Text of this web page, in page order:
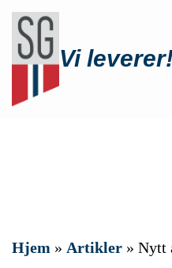
Vi
Hjem » Artikler » Nytt